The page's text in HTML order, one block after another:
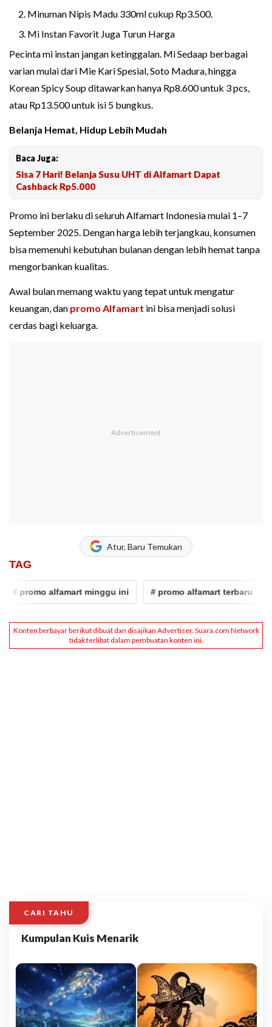
Minuman Nipis Madu 330ml cukup Rp3.500.
Mi Instan Favorit Juga Turun Harga
Pecinta mi instan jangan ketinggalan. Mi Sedaap berbagai
varian mulai dari Mie Kari Spesial, Soto Madura, hingga
Korean Spicy Soup ditawarkan hanya Rp8.600 untuk 3 pcs,
atau Rp13.500 untuk isi 5 bungkus.
Belanja Hemat, Hidup Lebih Mudah
Baca Juga:
Sisa 7 Hari! Belanja Susu UHT di Alfamart Dapat
Cashback Rp5.000
Promo ini berlaku di seluruh Alfamart Indonesia mulai 1–7
September 2025. Dengan harga lebih terjangkau, konsumen
bisa memenuhi kebutuhan bulanan dengan lebih hemat tanpa
mengorbankan kualitas.
Awal bulan memang waktu yang tepat untuk mengatur
keuangan, dan promo Alfamart ini bisa menjadi solusi
cerdas bagi keluarga.
Atur, Baru Temukan
TAG
alfamart minggu ini # promo alfamart terbaru
CARI TAHU
Kumpulan Kuis Menarik